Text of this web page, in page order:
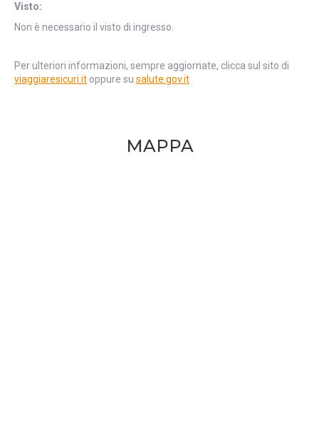
Visto:
Non è necessario il visto di ingresso.
Per ulteriori informazioni, sempre aggiornate, clicca sul sito di
viaggiaresicuri.it oppure su salute.gov.it
MAPPA